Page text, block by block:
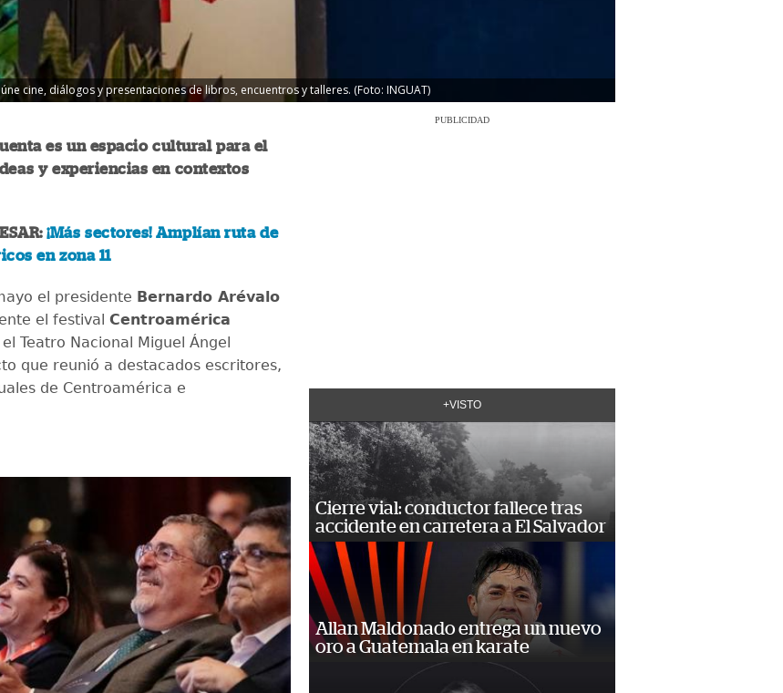
cine, diálogos y presentaciones de libros, encuentros y talleres. (Foto: INGUAT)
es un espacio cultural para el
y experiencias en contextos
¡Más sectores! Amplían ruta de
en zona 11
el presidente Bernardo Arévalo
el festival Centroamérica
Teatro Nacional Miguel Ángel
que reunió a destacados escritores,
de Centroamérica e
PUBLICIDAD
+VISTO
Cierre vial: conductor fallece tras
accidente en carretera a El Salvador
Allan Maldonado entrega un nuevo
oro a Guatemala en karate